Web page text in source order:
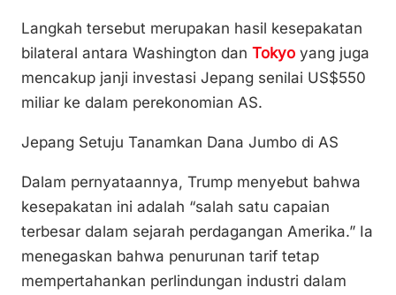
Langkah tersebut merupakan hasil kesepakatan
bilateral antara Washington dan Tokyo yang juga
mencakup janji investasi Jepang senilai US$550
miliar ke dalam perekonomian AS.
Jepang Setuju Tanamkan Dana Jumbo di AS
Dalam pernyataannya, Trump menyebut bahwa
kesepakatan ini adalah “salah satu capaian
terbesar dalam sejarah perdagangan Amerika.” Ia
menegaskan bahwa penurunan tarif tetap
mempertahankan perlindungan industri dalam